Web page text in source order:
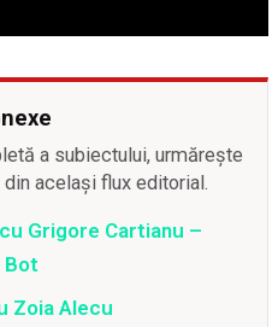
a subiectului, urmărește
același flux editorial.
Grigore Cartianu –
Bot
Zoia Alecu